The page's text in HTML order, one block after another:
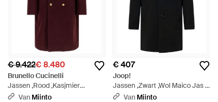
€ 9.422€ 8.480
Brunello Cucinelli
Jassen ,Rood ,Kasjmier
Dubbele-Breasted Jas - Rood
Van Miinto
€ 407
Joop!
Jassen ,Zwart ,Wol Maico Jas -
Zwart
Van Miinto